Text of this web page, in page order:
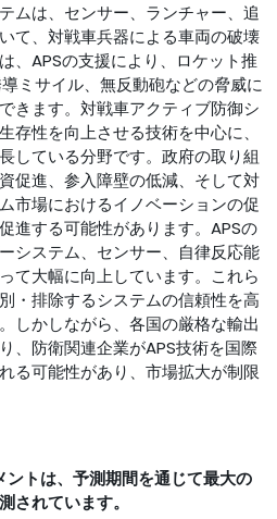
ムは、センサー、ランチャー、追
て、対戦車兵器による車両の破壊
、APSの支援により、ロケット推
ミサイル、無反動砲などの脅威に
きます。対戦車アクティブ防御シ
存性を向上させる技術を中心に、
している分野です。政府の取り組
促進、参入障壁の低減、そして対
市場におけるイノベーションの促
進する可能性があります。APSの
システム、センサー、自律反応能
て大幅に向上しています。これら
・排除するシステムの信頼性を高
しかしながら、各国の厳格な輸出
、防衛関連企業がAPS技術を国際
る可能性があり、市場拡大が制限
ントは、予測期間を通じて最大の
されています。